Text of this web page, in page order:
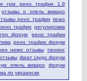
грм рено трафик 1.9
отзывы о опель виваро
рено трафик пежо
трафик регулировка
форум
рено трафик
рено трафик форум
немо отзывы тюнинг
фиат скудо форум
опель виваро
форум
по украински